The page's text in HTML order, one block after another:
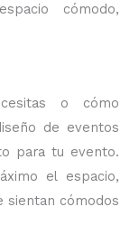
cómodo,
o cómo
de eventos
para tu evento.
el espacio,
sientan cómodos